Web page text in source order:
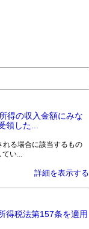
得の収入金額にみな
した...
る場合に該当するもの
てい...
詳細を表示する
得税法第157条を適用